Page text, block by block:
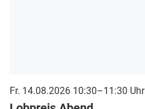
Fr. 14.08.2026 10:30–11:30 Uhr